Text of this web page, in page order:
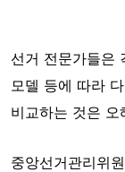
선거 전문가들은
모델 등에 따라
비교하는 것은
중앙선거관리위